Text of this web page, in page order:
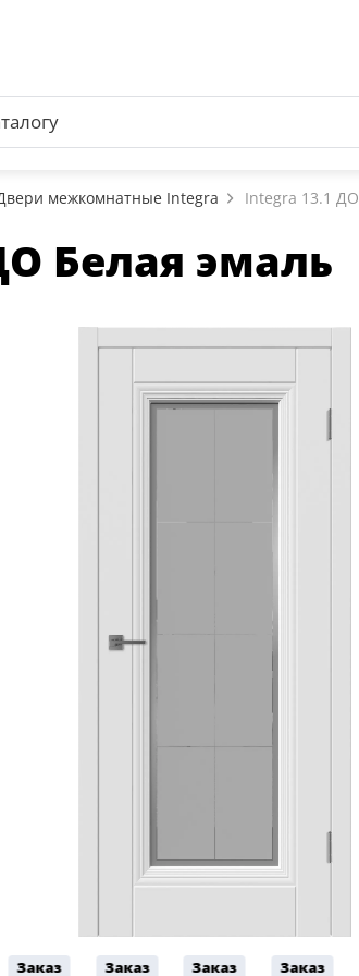
межкомнатные Integra Integra 13.1 ДО
Белая эмаль
Заказ Заказ Заказ Заказ